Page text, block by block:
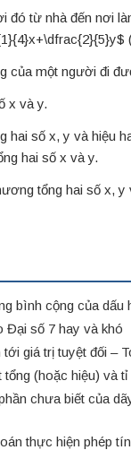
đó từ nhà đến nơi
của một người đi
x và y.
hai số x, y và hiệu
hai số x và y.
tổng hai số x,
bình cộng của dấu
Đại số 7 hay và khó
tới giá trị tuyệt đối –
tổng (hoặc hiệu) và tỉ
chưa biết của
thực hiện phép